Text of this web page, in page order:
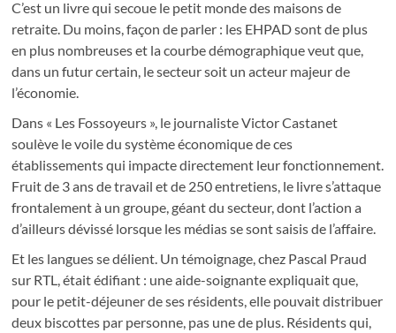
C’est un livre qui secoue le petit monde des maisons de
retraite. Du moins, façon de parler : les EHPAD sont de plus
en plus nombreuses et la courbe démographique veut que,
dans un futur certain, le secteur soit un acteur majeur de
l’économie.
Dans « Les Fossoyeurs », le journaliste Victor Castanet
soulève le voile du système économique de ces
établissements qui impacte directement leur fonctionnement.
Fruit de 3 ans de travail et de 250 entretiens, le livre s’attaque
frontalement à un groupe, géant du secteur, dont l’action a
d’ailleurs dévissé lorsque les médias se sont saisis de l’affaire.
Et les langues se délient. Un témoignage, chez Pascal Praud
sur RTL, était édifiant : une aide-soignante expliquait que,
pour le petit-déjeuner de ses résidents, elle pouvait distribuer
deux biscottes par personne, pas une de plus. Résidents qui,